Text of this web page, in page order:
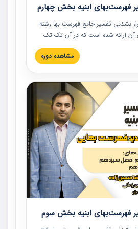
فهرست‌بهای ابنیه بخش چهارم
نشدنی تفسیر جامع فهرست بها رشته
آن ارائه شده است که در آن تک تک
بها تفسیر و ارائه شده است. این
بوده و به همراه تصاویر عملیات
مدیر پروژه مهندسی
بها رشته ابنیه ارائه شده و به تمام
صنعت ساخت در حال فعالیت هستند حتما
این دوره استفاده نمایند.
مشاهده دوره
فهرست‌بهای ابنیه بخش سوم